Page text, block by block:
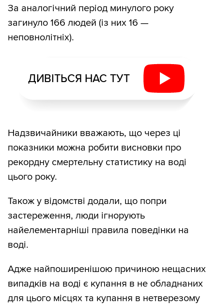
За аналогічний період минулого року
загинуло 166 людей (із них 16 —
неповнолітніх).
ДИВІТЬСЯ НАС ТУТ
Надзвичайники вважають, що через ці
показники можна робити висновки про
рекордну смертельну статистику на воді
цього року.
Також у відомстві додали, що попри
застереження, люди ігнорують
найелементарніші правила поведінки на
воді.
Адже найпоширенішою причиною нещасних
випадків на воді є купання в не обладнаних
для цього місцях та купання в нетверезому